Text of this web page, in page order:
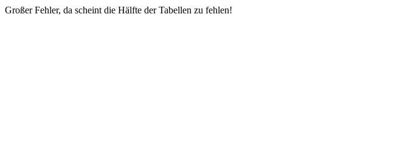
Großer Fehler, da scheint die Hälfte der Tabellen zu fehlen!